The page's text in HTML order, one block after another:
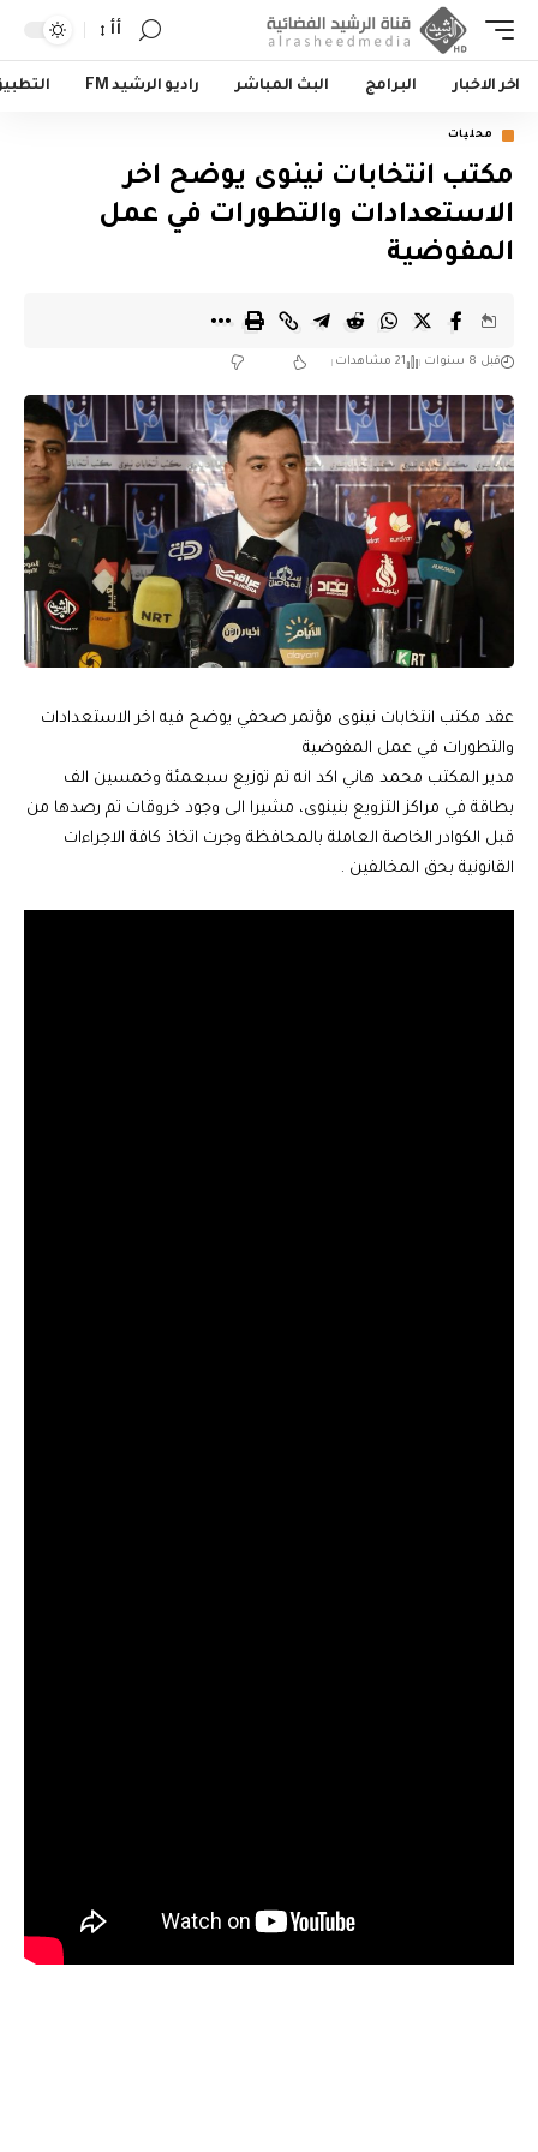
أأ
اخر الاخبار البرامج البث المباشر راديو الرشيد FM
محليات
مكتب انتخابات نينوى يوضح اخر
الاستعدادات والتطورات في عمل
المفوضية
قبل 8 سنوات 21 مشاهدات
عقد مكتب انتخابات نينوى مؤتمر صحفي يوضح فيه اخر الاستعدادات
والتطورات في عمل المفوضية
مدير المكتب محمد هاني اكد انه تم توزيع سبعمئة وخمسين الف
بطاقة في مراكز التزويع بنينوى، مشيرا الى وجود خروقات تم رصدها من
قبل الكوادر الخاصة العاملة بالمحافظة وجرت اتخاذ كافة الاجراءات
القانونية بحق المخالفين .